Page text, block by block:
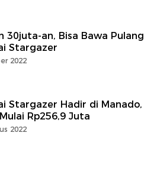
30juta-an, Bisa Bawa Pulang
Stargazer
2022
Stargazer Hadir di Manado,
Rp256,9 Juta
2022